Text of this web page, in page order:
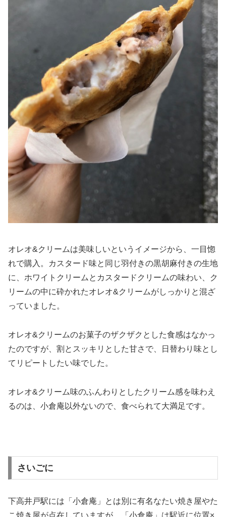
オレオ&クリームは美味しいというイメージから、一目惚
れで購入。カスタード味と同じ羽付きの黒胡麻付きの生地
に、ホワイトクリームとカスタードクリームの味わい、ク
リームの中に砕かれたオレオ&クリームがしっかりと混ざ
っていました。
オレオ&クリームのお菓子のザクザクとした食感はなかっ
たのですが、割とスッキリとした甘さで、日替わり味とし
てリピートしたい味でした。
オレオ&クリーム味のふんわりとしたクリーム感を味わえ
るのは、小倉庵以外ないので、食べられて大満足です。
さいごに
下高井戸駅には「小倉庵」とは別に有名なたい焼き屋やた